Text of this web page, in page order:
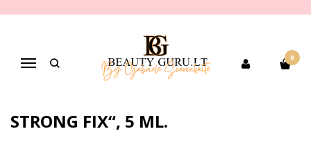
Navigacija
0
Pagrindinis PREKIŲ KATEGORIJOS Pagal gamintoją
Zola
ZOLA BLAKSTIENŲ LAMINAVIMO
STRONG FIX“, 5 ML.